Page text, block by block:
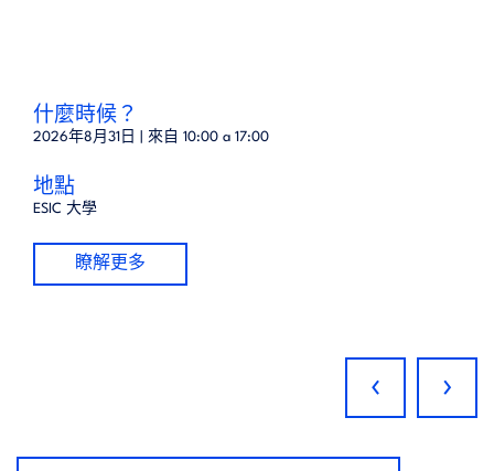
什麼時候？
2026年8月31日 | 來自 10:00 a 17:00
地點
ESIC 大學
瞭解更多
‹ ›